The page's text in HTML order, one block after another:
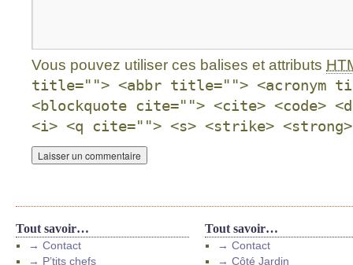
Vous pouvez utiliser ces balises et attributs
title=""> <abbr title=""> <acronym
<blockquote cite=""> <cite> <code>
<i> <q cite=""> <s> <strike> <strong>
Tout savoir…
→ Contact
→ P’tits chefs
Tout savoir…
→ Contact
→ Côté Jardin